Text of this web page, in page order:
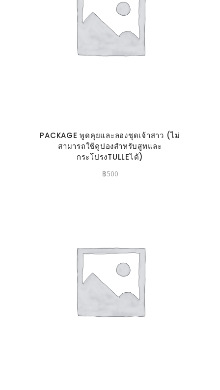
PACKAGE พูดคุยและลองชุดเจ้าสาว (ไม่
สามารถใช้คูปองสำหรับสูทและ
กระโปรงTULLEได้)
฿500